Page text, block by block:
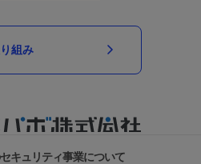
組み
キュリティ事業について